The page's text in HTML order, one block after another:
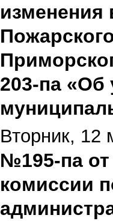
изменения
203-па «Об
Вторник, 12
№195-па от
комиссии